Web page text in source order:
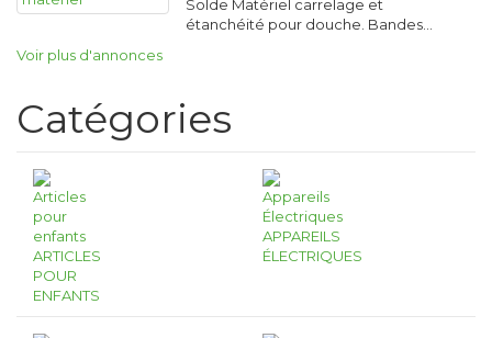
Solde Matériel carrelage et
étanchéité pour douche. Bandes…
Voir plus d'annonces
Catégories
ARTICLES
POUR
ENFANTS
APPAREILS
ÉLECTRIQUES